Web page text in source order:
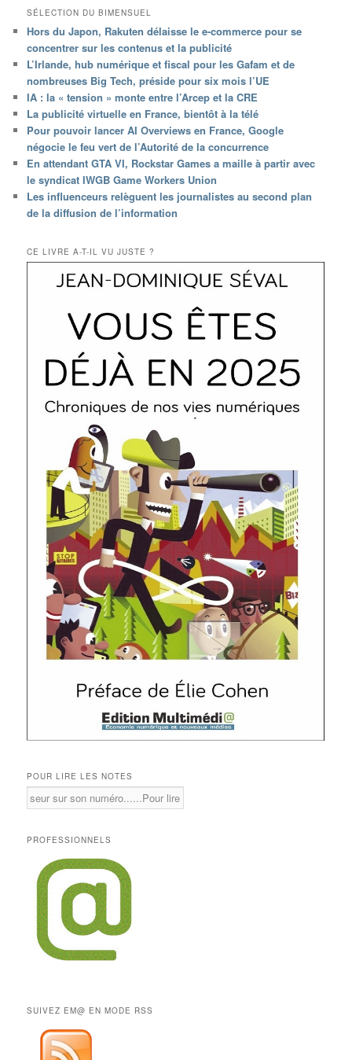
SÉLECTION DU BIMENSUEL
Hors du Japon, Rakuten délaisse le e-commerce pour se
concentrer sur les contenus et la publicité
L’Irlande, hub numérique et fiscal pour les Gafam et de
nombreuses Big Tech, préside pour six mois l’UE
IA : la « tension » monte entre l’Arcep et la CRE
La publicité virtuelle en France, bientôt à la télé
Pour pouvoir lancer AI Overviews en France, Google
négocie le feu vert de l’Autorité de la concurrence
En attendant GTA VI, Rockstar Games a maille à partir avec
le syndicat IWGB Game Workers Union
Les influenceurs relèguent les journalistes au second plan
de la diffusion de l’information
CE LIVRE A-T-IL VU JUSTE ?
POUR LIRE LES NOTES
PROFESSIONNELS
SUIVEZ EM@ EN MODE RSS